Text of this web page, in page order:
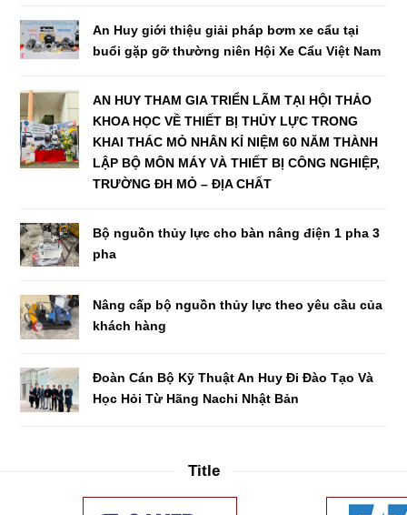
An Huy giới thiệu giải pháp bơm xe cẩu tại
buổi gặp gỡ thường niên Hội Xe Cẩu Việt Nam
AN HUY THAM GIA TRIỂN LÃM TẠI HỘI THẢO
KHOA HỌC VỀ THIẾT BỊ THỦY LỰC TRONG
KHAI THÁC MỎ NHÂN KỈ NIỆM 60 NĂM THÀNH
LẬP BỘ MÔN MÁY VÀ THIẾT BỊ CÔNG NGHIỆP,
TRƯỜNG ĐH MỎ – ĐỊA CHẤT
Bộ nguồn thủy lực cho bàn nâng điện 1 pha 3
pha
Nâng cấp bộ nguồn thủy lực theo yêu cầu của
khách hàng
Đoàn Cán Bộ Kỹ Thuật An Huy Đi Đào Tạo Và
Học Hỏi Từ Hãng Nachi Nhật Bản
Title